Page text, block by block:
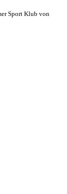
Sport Klub von